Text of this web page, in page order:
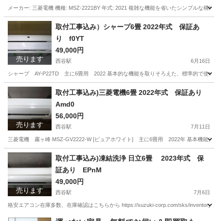
メーカー: 三菱電機 機種: MSZ-2221BY 年式: 2021 複雑な機能を省いたシンプルな構
神奈川 横浜市 西谷駅 季節、空調家電
売ります
取付工事込み）シャープ6畳 2022年式 保証あ
り f0YT
49,000円
西谷駅 6月16日
シャープ AY-P22TD 主に6畳用 2022 基本的な機能を取りそろえた、標準的で使い
神奈川 横浜市 西谷駅 季節、空調家電 シャープ
売ります
取付工事込み)三菱電機6畳 2022年式 保証あり
Amd0
56,000円
西谷駅 7月11日
三菱電機 霧ヶ峰 MSZ-GV2222-W [ピュアホワイト] 主に6畳用 2022年 基本機能と
神奈川 横浜市 西谷駅 季節、空調家電 三菱電機
売ります
取付工事込み)凍結洗浄 日立6畳 2023年式 保
証あり EPnM
49,000円
西谷駅 7月6日
格安エアコン在庫多数、在庫確認はこちらから https://suzuki-corp.com/sks/